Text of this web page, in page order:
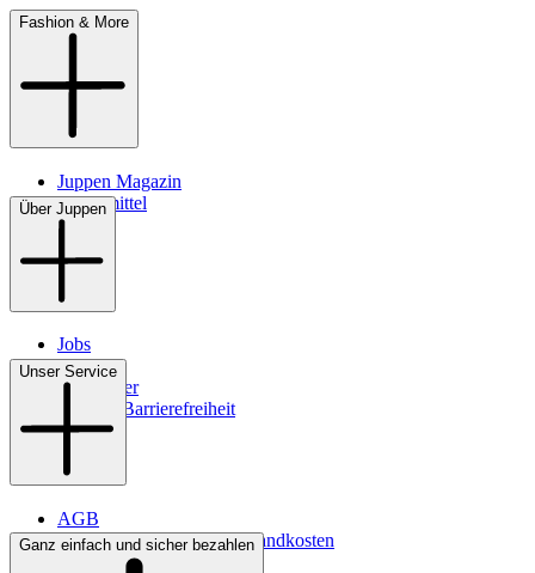
Fashion & More
Juppen Magazin
Pflegemittel
Über Juppen
Jobs
Filialen
Newsletter
Digitale Barrierefreiheit
Unser Service
AGB
Lieferbedingungen & Versandkosten
Bezahlung
Ganz einfach und sicher bezahlen